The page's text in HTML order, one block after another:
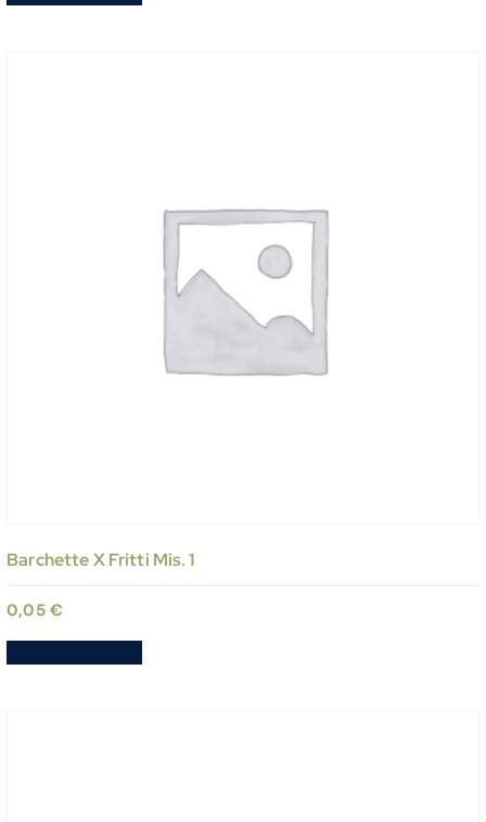
Barchette X Fritti Mis. 1
0,05 €